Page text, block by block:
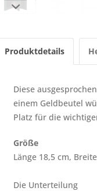
Produktdetails
Diese
einem Geldbeutel
Platz für die
Größe
Länge 18,5 cm,
Die Unterteilung